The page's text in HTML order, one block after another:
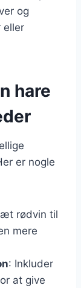
og
eller
hare
er nogle
rødvin til
mere
: Inkluder
at give